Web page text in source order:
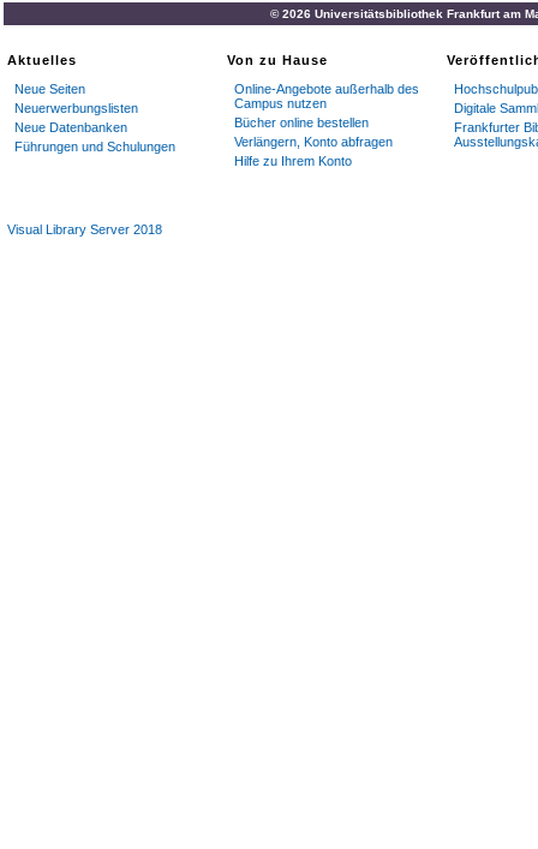
© 2026 Universitätsbibliothek Frankfurt am
Aktuelles
Neue Seiten
Neuerwerbungslisten
Neue Datenbanken
Führungen und Schulungen
Von zu Hause
Online-Angebote außerhalb des
Campus nutzen
Bücher online bestellen
Verlängern, Konto abfragen
Hilfe zu Ihrem Konto
Digitale
Frankfurter
Visual Library Server 2018